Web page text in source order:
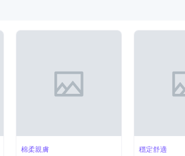
棉柔親膚 穩定舒適